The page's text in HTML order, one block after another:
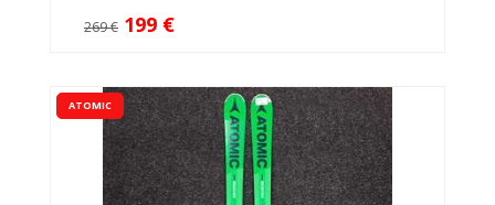
269 € 199 €
ATOMIC